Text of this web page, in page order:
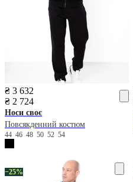
₴ 3 632
₴ 2 724
Носи своє
Повсякденний костюм
44 46 48 50 52 54
−25%